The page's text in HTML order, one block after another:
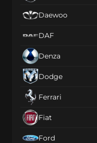
Daewoo
DAF
Denza
Dodge
Ferrari
Fiat
Ford